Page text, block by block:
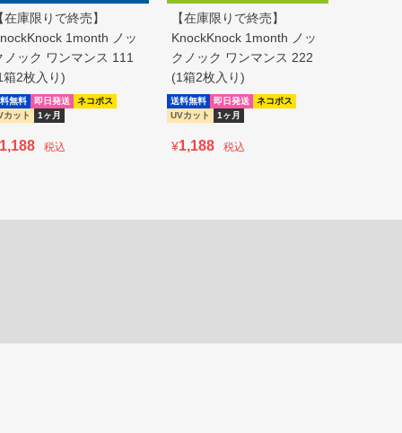
在庫限りで終売】
1month ノッ
ノック ワンマンス 111
箱2枚入り)
無料 即日発送
ネコポス
カット
1ヶ月
1,188 税込
【在庫限りで終売】
KnockKnock 1month ノッ
クノック ワンマンス 222
(1箱2枚入り)
送料無料 即日発送
ネコポス
UVカット
1ヶ月
¥1,188 税込